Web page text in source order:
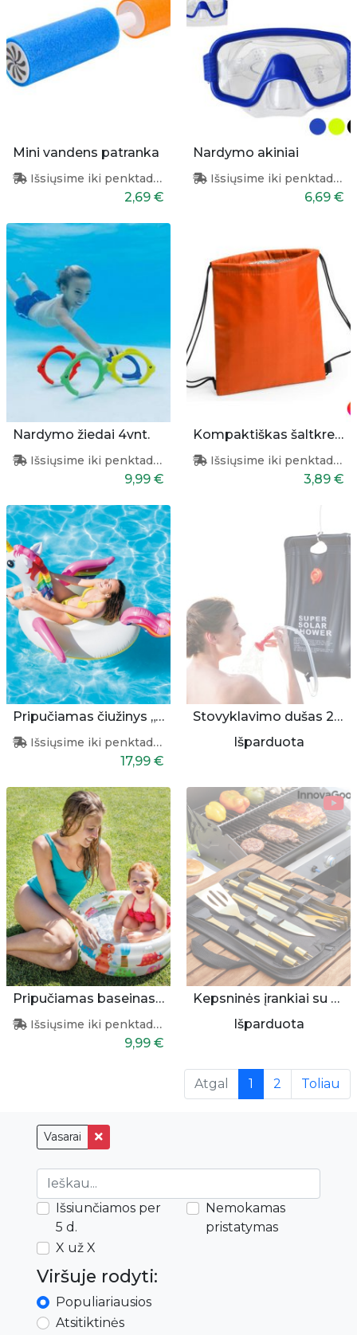
Vasarai
Išsiunčiamos per
5 d.
Nemokamas
pristatymas
X už X
Viršuje rodyti:
Populiariausios
Atsitiktinės
Mini vandens patranka
Išsiųsime iki penktadienio
2,69 €
Nardymo akiniai
Išsiųsime iki penktadienio
6,69 €
Nardymo žiedai 4vnt.
Išsiųsime iki penktadienio
9,99 €
Kompaktiškas šaltkrepšis - maišelis
Išsiųsime iki penktadienio
3,89 €
Pripučiamas čiužinys „Vienaragis“ 201x140x97 cm
Išsiųsime iki penktadienio
17,99 €
Stovyklavimo dušas 20L
Išparduota
Pripučiamas baseinas vaikams 61x22 cm
Išsiųsime iki penktadienio
9,99 €
Kepsninės įrankiai su dėklu (6 aukso spalvos dalys)
Išparduota
Atgal 1 (current)
2 Toliau